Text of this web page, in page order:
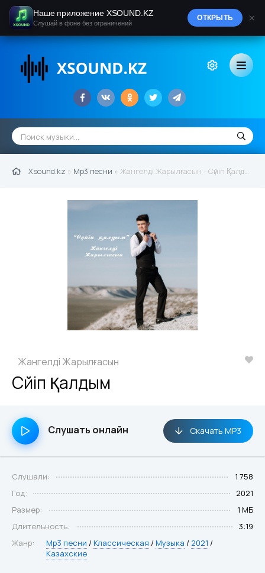
Xsound.kz » Mp3 песни » Жангелді Жарылғасын - Сүйіп Қалдым (2021)
Жангелді Жарылғасын
Сүйіп Қалдым
Слушать онлайн Скачать MP3
Слушали:
1 758
Год:
2021
Размер:
1 МБ
Длительность:
3:19
Жанр:
Mp3 песни / Классическая / Музыка / 2021 /
Казахские
Наше приложение XSOUND.KZ
Слушай в фоне без ограничений
ОТКРЫТЬ ×